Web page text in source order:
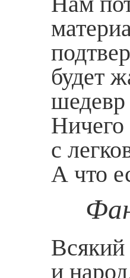
будет
Ничего
с
А что
Всякий
и